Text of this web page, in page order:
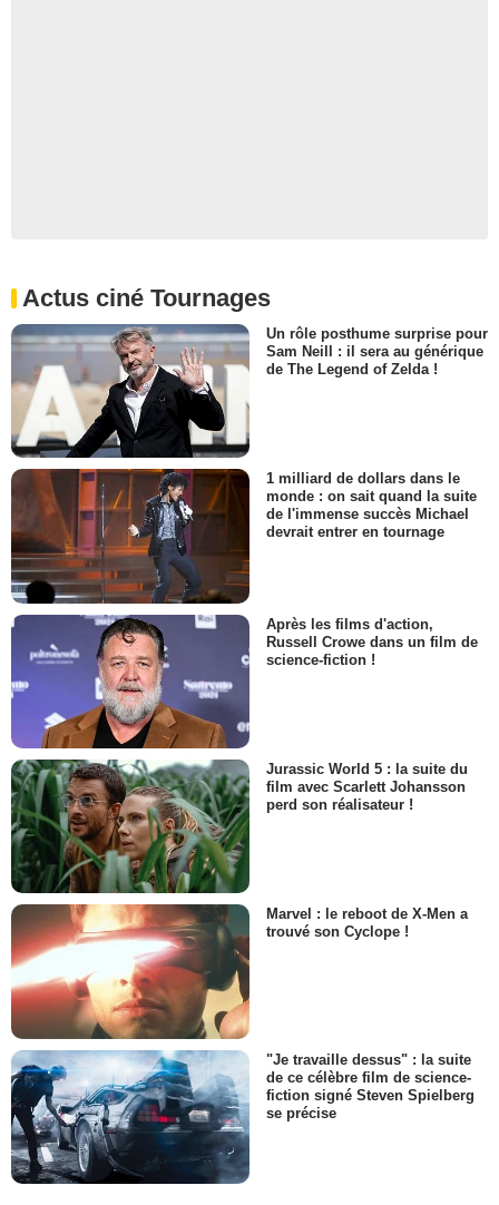
Actus ciné Tournages
Un rôle posthume surprise pour
Sam Neill : il sera au générique
de The Legend of Zelda !
1 milliard de dollars dans le
monde : on sait quand la suite
de l'immense succès Michael
devrait entrer en tournage
Après les films d'action,
Russell Crowe dans un film de
science-fiction !
Jurassic World 5 : la suite du
film avec Scarlett Johansson
perd son réalisateur !
Marvel : le reboot de X-Men a
trouvé son Cyclope !
"Je travaille dessus" : la suite
de ce célèbre film de science-
fiction signé Steven Spielberg
se précise